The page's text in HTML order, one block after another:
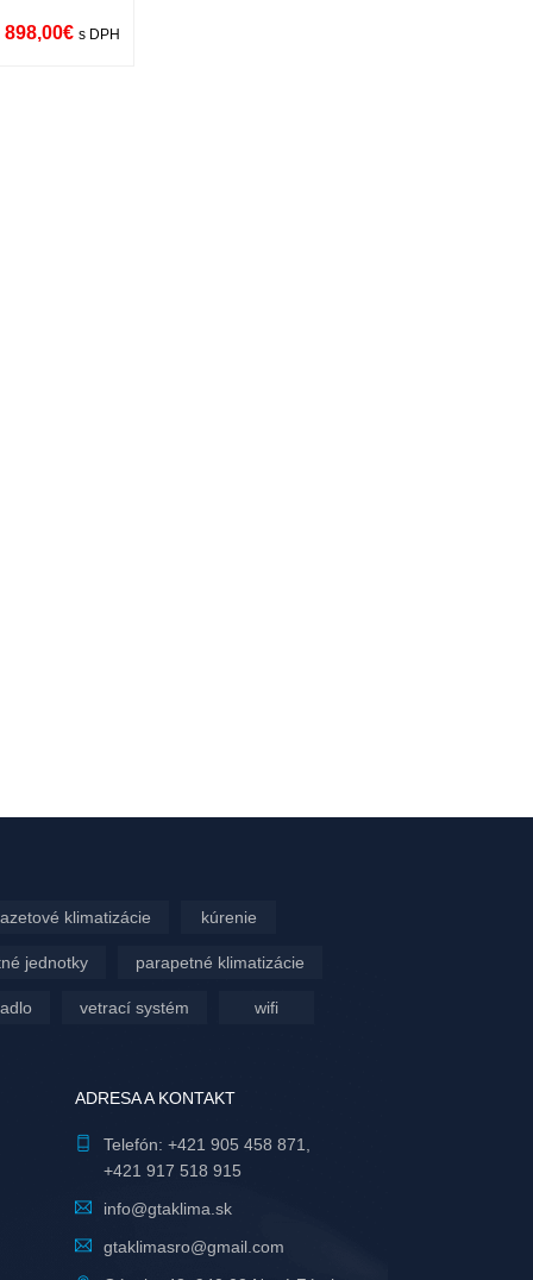
898,00€ s DPH
klimatizácie kúrenie
jednotky parapetné klimatizácie
vetrací systém wifi
ADRESA A KONTAKT
Telefón: +421 905 458 871
+421 917 518 915
info@gtaklima.sk
gtaklimasro@gmail.com